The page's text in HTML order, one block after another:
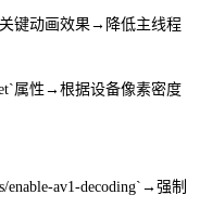
键动画效果→降低主线程
属性→根据设备像素密度
av1-decoding`→强制